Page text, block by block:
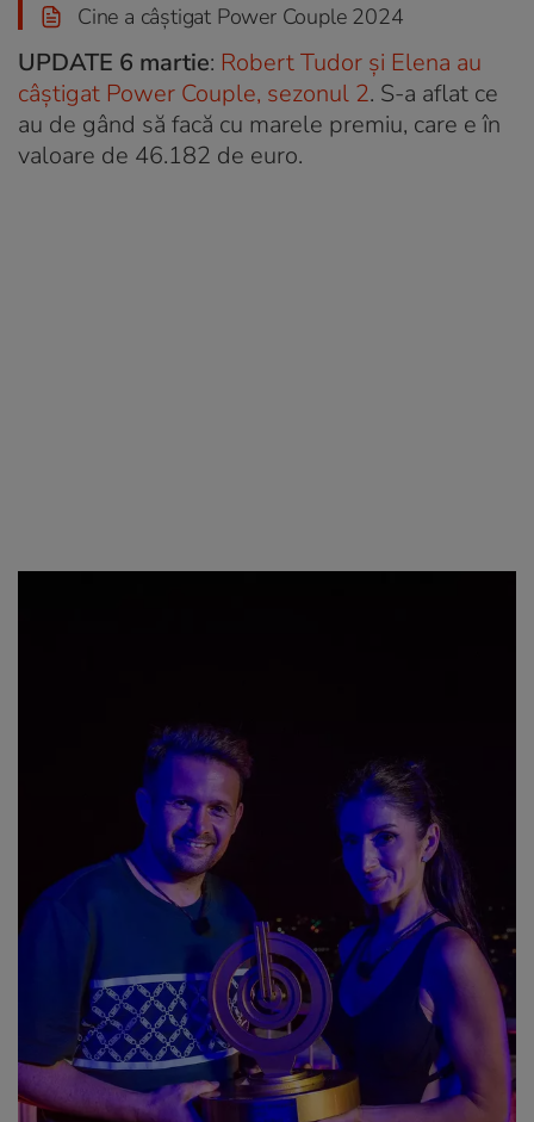
Cine a câștigat Power Couple 2024
UPDATE 6 martie: Robert Tudor și Elena au
câștigat Power Couple, sezonul 2. S-a aflat ce
au de gând să facă cu marele premiu, care e în
valoare de 46.182 de euro.